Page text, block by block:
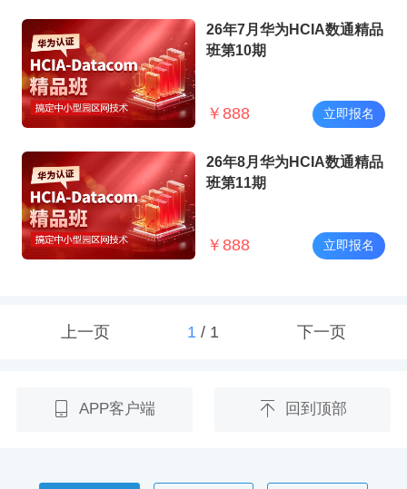
26年7月华为HCIA数通精品
班第10期
￥ 888 立即报名
26年8月华为HCIA数通精品
班第11期
￥ 888 立即报名
上一页 1/ 1 下一页
APP客户端 回到顶部